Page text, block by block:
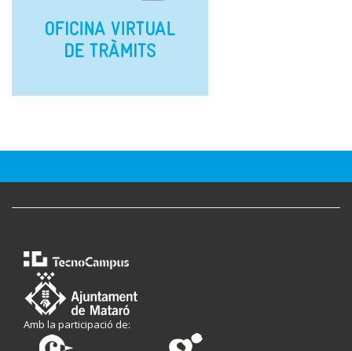
Amb la participació de: